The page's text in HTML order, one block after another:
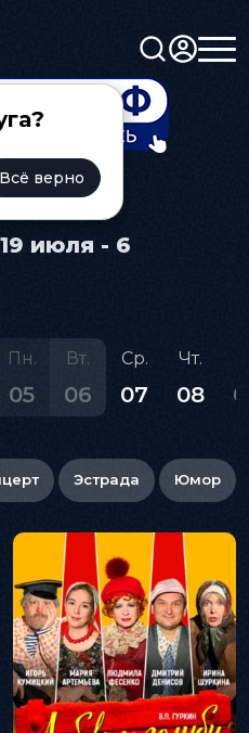
Всё верно
июля - 6
Пн.
05
Вт.
06
Ср.
07
Чт.
08
Эстрада Юмор